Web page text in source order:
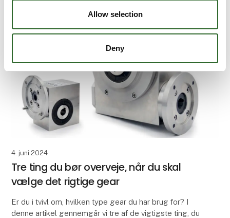
Allow selection
Deny
4. juni 2024
Tre ting du bør overveje, når du skal
vælge det rigtige gear
Er du i tvivl om, hvilken type gear du har brug for? I
denne artikel gennemgår vi tre af de vigtigste ting, du